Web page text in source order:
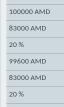
100000 AMD
83000 AMD
20 %
99600 AMD
83000 AMD
20 %